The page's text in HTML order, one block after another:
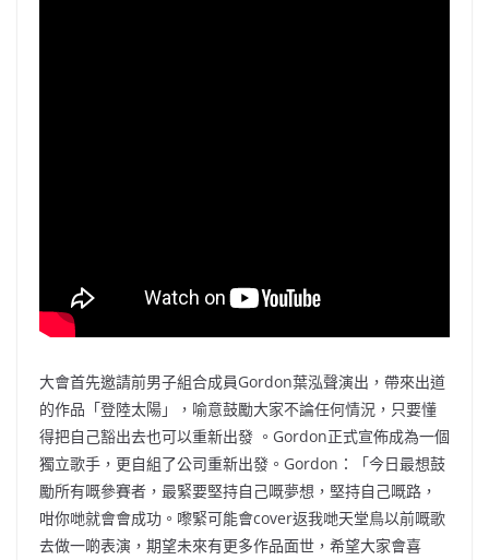
大會首先邀請前男子組合成員Gordon葉泓聲演出，帶來出道
的作品「登陸太陽」，喻意鼓勵大家不論任何情況，只要懂
得把自己豁出去也可以重新出發 。Gordon正式宣佈成為一個
獨立歌手，更自組了公司重新出發。Gordon：「今日最想鼓
勵所有嘅參賽者，最緊要堅持自己嘅夢想，堅持自己嘅路，
咁你哋就會會成功。嚟緊可能會cover返我哋天堂鳥以前嘅歌
去做一啲表演，期望未來有更多作品面世，希望大家會喜